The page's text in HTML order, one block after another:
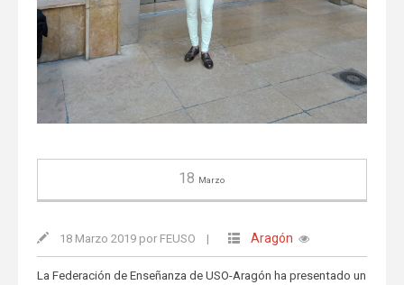
18 Marzo
18 Marzo 2019 por FEUSO | Aragón
La Federación de Enseñanza de USO-Aragón ha presentado un